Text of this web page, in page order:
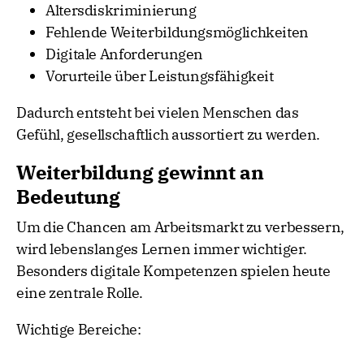
Altersdiskriminierung
Fehlende Weiterbildungsmöglichkeiten
Digitale Anforderungen
Vorurteile über Leistungsfähigkeit
Dadurch entsteht bei vielen Menschen das
Gefühl, gesellschaftlich aussortiert zu werden.
Weiterbildung gewinnt an
Bedeutung
Um die Chancen am Arbeitsmarkt zu verbessern,
wird lebenslanges Lernen immer wichtiger.
Besonders digitale Kompetenzen spielen heute
eine zentrale Rolle.
Wichtige Bereiche: